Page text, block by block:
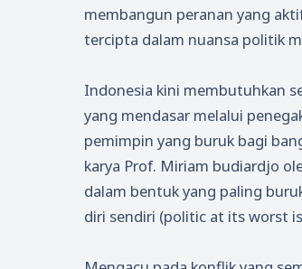
membangun peranan yang
tercipta dalam nuansa politik
Indonesia kini membutuhkan
yang mendasar melalui
pemimpin yang buruk bagi
karya Prof. Miriam budiardjo
dalam bentuk yang paling
diri sendiri (politic at its worst